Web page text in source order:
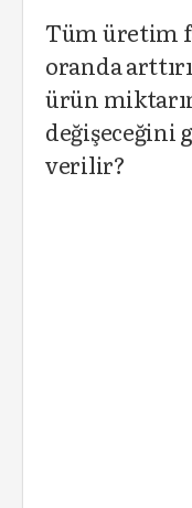
Tüm üretim
oranda
ürün
değişeceğini
verilir?